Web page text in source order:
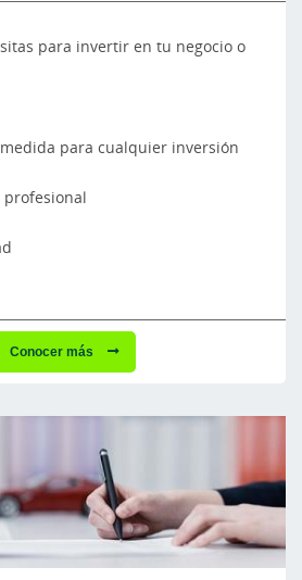
para invertir en tu negocio o
para cualquier inversión
profesional
Conocer más